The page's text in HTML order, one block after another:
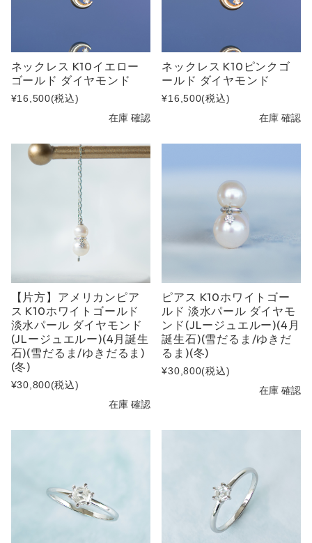
ネックレス K10イエロー
ゴールド ダイヤモンド
¥16,500(税込)
在庫 確認
ネックレス K10ピンクゴ
ールド ダイヤモンド
¥16,500(税込)
在庫 確認
【片方】アメリカンピア
ス K10ホワイトゴールド
淡水パール ダイヤモンド
(JLージュエルー)(4月誕生
石)(雪だるま/ゆきだるま)
(冬)
¥30,800(税込)
在庫 確認
ピアス K10ホワイトゴー
ルド 淡水パール ダイヤモ
ンド(JLージュエルー)(4月
誕生石)(雪だるま/ゆきだ
るま)(冬)
¥30,800(税込)
在庫 確認